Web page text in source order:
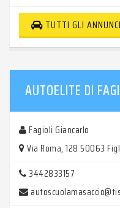
TUTTI GLI
AUTOELITE DI
Fagioli Giancarlo
Via Roma, 128 50063
3442833157